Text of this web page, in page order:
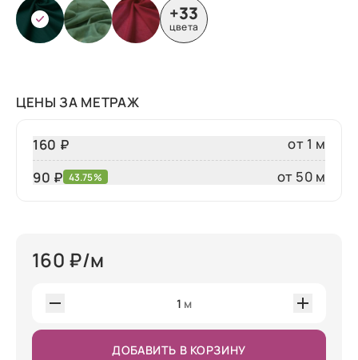
+33
цвета
ЦЕНЫ ЗА МЕТРАЖ
160 ₽
от 1 м
90 ₽ 43.75% от 50 м
160 ₽/м
1 м
ДОБАВИТЬ В КОРЗИНУ